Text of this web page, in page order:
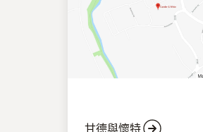
甘德與懷特